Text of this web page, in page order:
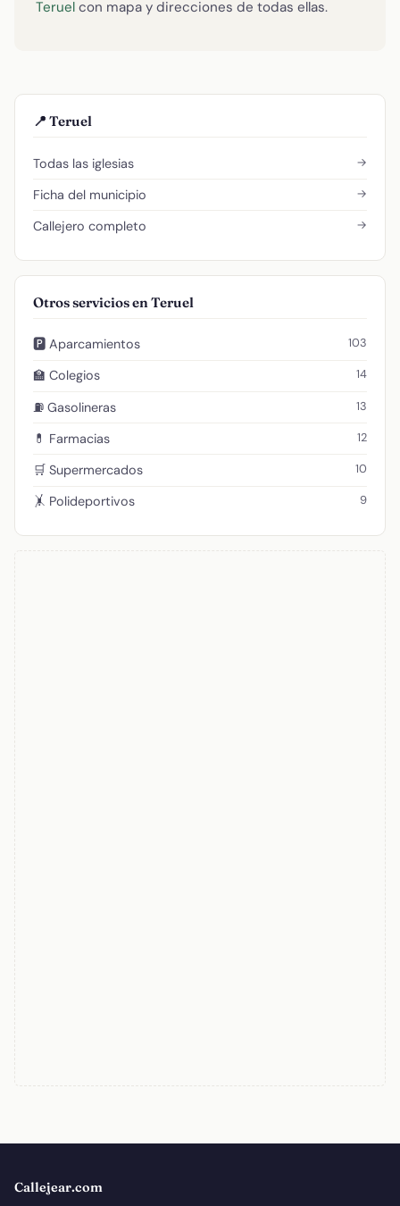
Teruel con mapa y direcciones de todas ellas.
📍 Teruel
Todas las iglesias →
Ficha del municipio →
Callejero completo →
Otros servicios en Teruel
🅿️ Aparcamientos 103
🏫 Colegios 14
⛽ Gasolineras 13
💊 Farmacias 12
🛒 Supermercados 10
🤸 Polideportivos 9
Callejear.com